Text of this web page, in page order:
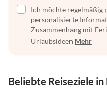
Ich möchte regelmäßig
personalisierte
Zusammenhang mit
Urlaubsideen Mehr
Beliebte Reiseziele